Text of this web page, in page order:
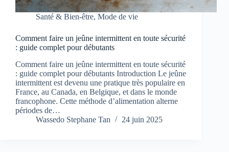
Santé & Bien-être, Mode de vie
Comment faire un jeûne intermittent en toute sécurité
: guide complet pour débutants
Comment faire un jeûne intermittent en toute sécurité
: guide complet pour débutants Introduction Le jeûne
intermittent est devenu une pratique très populaire en
France, au Canada, en Belgique, et dans le monde
francophone. Cette méthode d’alimentation alterne
périodes de…
Wassedo Stephane Tan
24 juin 2025